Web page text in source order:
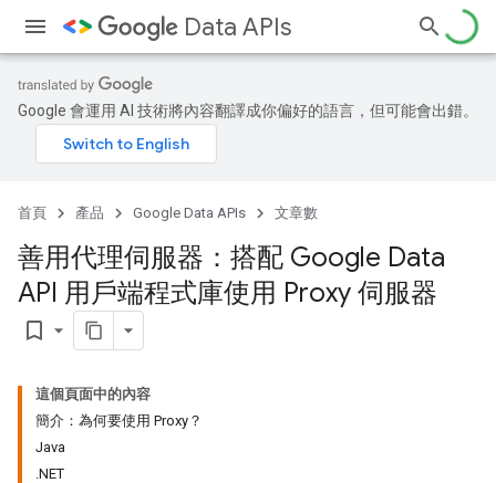
Data APIs
Google 會運用 AI 技術將內容翻譯成你偏好的語言，但可能會出錯。
首頁 產品 Google Data APIs 文章數
善用代理伺服器：搭配 Google Data
API 用戶端程式庫使用 Proxy 伺服器
bookmark_border
這個頁面中的內容
簡介：為何要使用 Proxy？
Java
.NET